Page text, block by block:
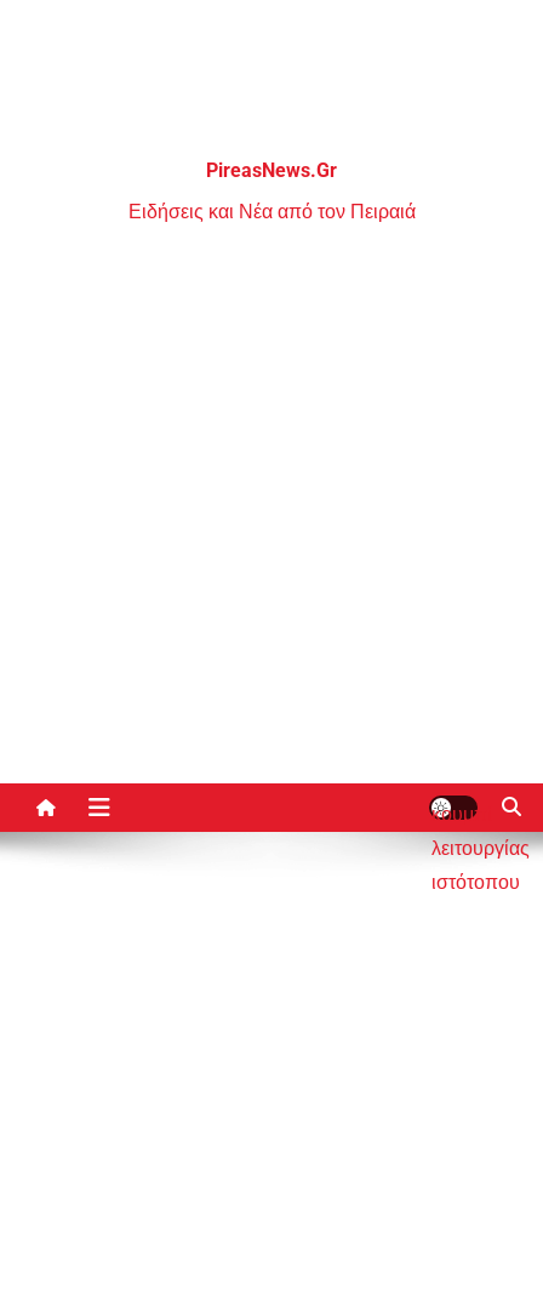
PireasNews.Gr
Ειδήσεις και Νέα από τον Πειραιά
κουμπί
λειτουργίας
ιστότοπου